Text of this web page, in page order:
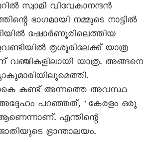
സ്വാമി വിവേകാനന്ദൻ
ഭാഗമായി നമ്മുടെ നാട്ടിൽ
ഷോർണൂരിലെത്തിയ
തൃശൂരിലേക്ക് യാത്ര
വഞ്ചികളിലായി യാത്ര. അങ്ങനെ
കണ്ട് അന്നത്തെ അവസ്ഥ
അദ്ദേഹം പറഞ്ഞത്, ‘കേരളം ഒരു
ആണെന്നാണ്. എന്തിന്റെ
ഭ്രാന്താലയം.